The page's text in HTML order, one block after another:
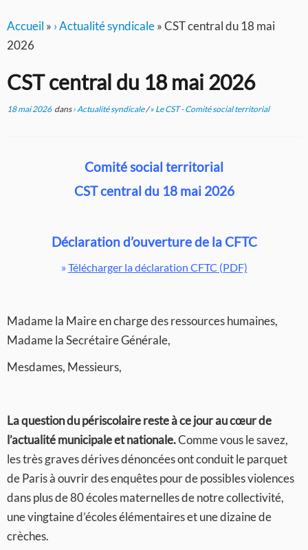
Accueil » › Actualité syndicale»CST central du 18 mai
2026
CST central du 18 mai 2026
18 mai 2026dans› Actualité syndicale/» Le CST - Comité social territorial
Comité social territorial
CST central du 18 mai 2026
Déclaration d’ouverture de la CFTC
»Télécharger la déclaration CFTC (PDF)
Madame la Maire en charge des ressources humaines,
Madame la Secrétaire Générale,
Mesdames, Messieurs,
La question du périscolaire reste à ce jour au cœur de
l’actualité municipale et nationale.Comme vous le savez,
les très graves dérives dénoncées ont conduit le parquet
de Paris à ouvrir des enquêtes pour de possibles violences
dans plus de 80 écoles maternelles de notre collectivité,
une vingtaine d’écoles élémentaires et une dizaine de
crèches.